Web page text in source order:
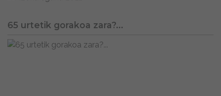
65 urtetik gorakoa zara?...